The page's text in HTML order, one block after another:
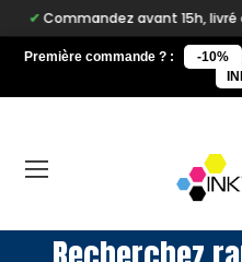
avant 15h, livré demain.
Première commande ? : -10%